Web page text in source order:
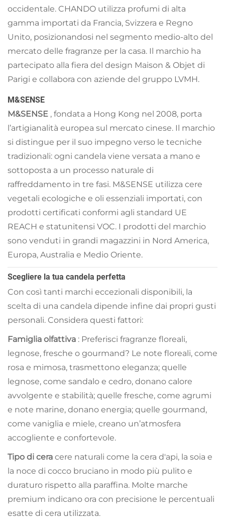
occidentale. CHANDO utilizza profumi di alta
gamma importati da Francia, Svizzera e Regno
Unito, posizionandosi nel segmento medio-alto del
mercato delle fragranze per la casa. Il marchio ha
partecipato alla fiera del design Maison & Objet di
Parigi e collabora con aziende del gruppo LVMH.
M&SENSE
M&SENSE , fondata a Hong Kong nel 2008, porta
l’artigianalità europea sul mercato cinese. Il marchio
si distingue per il suo impegno verso le tecniche
tradizionali: ogni candela viene versata a mano e
sottoposta a un processo naturale di
raffreddamento in tre fasi. M&SENSE utilizza cere
vegetali ecologiche e oli essenziali importati, con
prodotti certificati conformi agli standard UE
REACH e statunitensi VOC. I prodotti del marchio
sono venduti in grandi magazzini in Nord America,
Europa, Australia e Medio Oriente.
Scegliere la tua candela perfetta
Con così tanti marchi eccezionali disponibili, la
scelta di una candela dipende infine dai propri gusti
personali. Considera questi fattori:
Famiglia olfattiva : Preferisci fragranze floreali,
legnose, fresche o gourmand? Le note floreali, come
rosa e mimosa, trasmettono eleganza; quelle
legnose, come sandalo e cedro, donano calore
avvolgente e stabilità; quelle fresche, come agrumi
e note marine, donano energia; quelle gourmand,
come vaniglia e miele, creano un’atmosfera
accogliente e confortevole.
Tipo di cera cere naturali come la cera d'api, la soia e
la noce di cocco bruciano in modo più pulito e
duraturo rispetto alla paraffina. Molte marche
premium indicano ora con precisione le percentuali
esatte di cera utilizzata.